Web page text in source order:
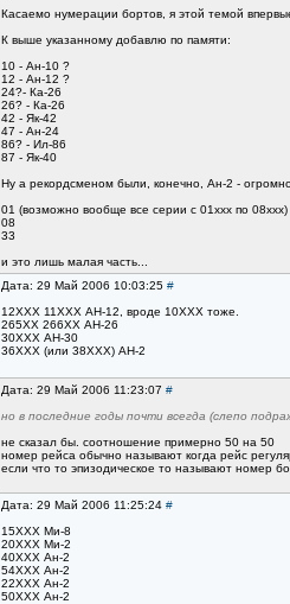
Касаемо нумерации бортов, я этой темой
К выше указанному добавлю по памяти:
10 - Ан-10 ?
12 - Ан-12 ?
24?- Ка-26
26? - Ка-26
42 - Як-42
47 - Ан-24
86? - Ил-86
87 - Як-40
Ну а рекордсменом были, конечно, Ан-2 -
01 (возможно вообще все серии с 01ххх по 08ххх)
08
33
и это лишь малая часть...
Дата: 29 Май 2006 10:03:25 #
12ХХХ 11ХХХ АН-12, вроде 10ХХХ тоже.
265ХХ 266ХХ АН-26
30ХХХ АН-30
36ХХХ (или 38ХХХ) АН-2
Дата: 29 Май 2006 11:23:07 #
но в последние годы почти всегда (слепо
не сказал бы. соотношение примерно 50 на 50
номер рейса обычно называют когда рейс
если что то эпизодическое то называют номер
Дата: 29 Май 2006 11:25:24 #
15ХХХ Ми-8
20ХХХ Ми-2
40ХХХ Ан-2
54ХХХ Ан-2
22ХХХ Ан-2
50ХХХ Ан-2